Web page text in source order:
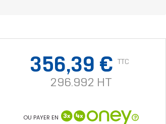
356,39 € TTC
296.992 HT
OU PAYER EN